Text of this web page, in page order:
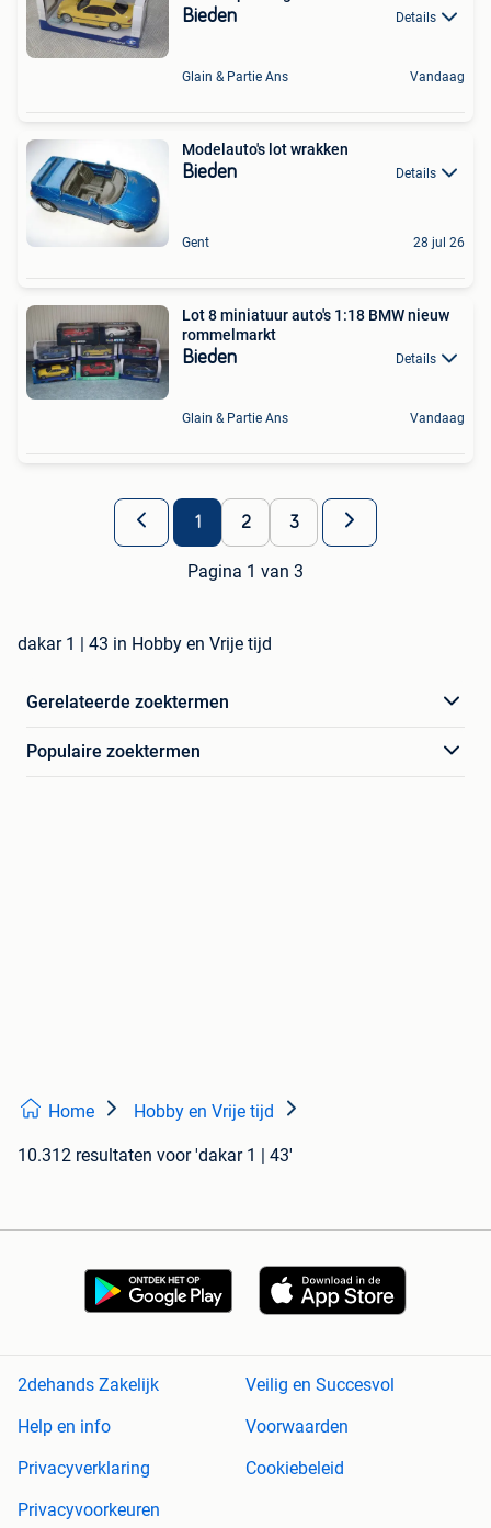
Bieden Details
Glain & Partie Ans Vandaag
Modelauto's lot wrakken
Bieden Details
Gent 28 jul 26
Lot 8 miniatuur auto's 1:18 BMW nieuw
rommelmarkt
Bieden Details
Glain & Partie Ans Vandaag
1 2 3
Pagina 1 van 3
dakar 1 | 43 in Hobby en Vrije tijd
Gerelateerde zoektermen
Populaire zoektermen
Home Hobby en Vrije tijd
10.312 resultaten voor 'dakar 1 | 43'
2dehands Zakelijk
Veilig en Succesvol
Help en info
Voorwaarden
Privacyverklaring
Cookiebeleid
Privacyvoorkeuren